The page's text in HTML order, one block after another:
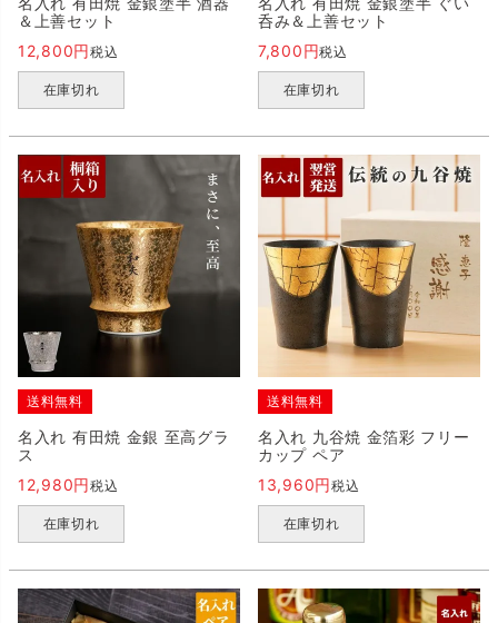
＆上善セット
12,800
税込
在庫切れ
呑み＆上善セット
7,800
税込
在庫切れ
送料無料
名入れ 有田焼 金銀 至高グラ
ス
12,980
税込
在庫切れ
送料無料
名入れ 九谷焼 金箔彩 フリー
カップ ペア
13,960
税込
在庫切れ